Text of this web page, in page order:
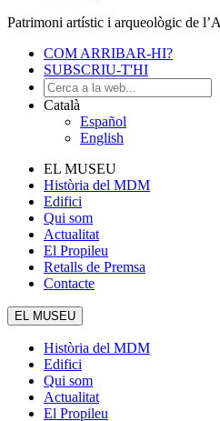
Patrimoni artístic i arqueològic de
COM ARRIBAR-HI?
SUBSCRIU-T'HI
Català
Español
English
EL MUSEU
Història del MDM
Edifici
Qui som
Actualitat
El Propileu
Retalls de Premsa
Contacte
EL MUSEU
Història del MDM
Edifici
Qui som
Actualitat
El Propileu